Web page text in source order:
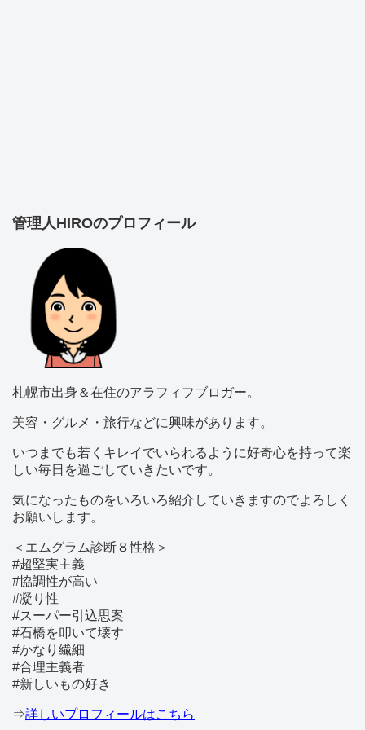
管理人HIROのプロフィール
札幌市出身＆在住のアラフィフブロガー。
美容・グルメ・旅行などに興味があります。
いつまでも若くキレイでいられるように好奇心を持って楽
しい毎日を過ごしていきたいです。
気になったものをいろいろ紹介していきますのでよろしく
お願いします。
＜エムグラム診断８性格＞
#超堅実主義
#協調性が高い
#凝り性
#スーパー引込思案
#石橋を叩いて壊す
#かなり繊細
#合理主義者
#新しいもの好き
⇒詳しいプロフィールはこちら